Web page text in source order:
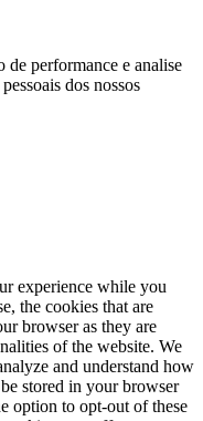
de performance e analise
dos nossos
experience while you
the cookies that are
browser as they are
of the website. We
and understand how
stored in your browser
option to opt-out of these